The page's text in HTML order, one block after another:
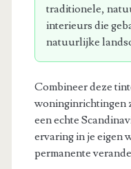
traditionele,
interieurs die
natuurlijke
Combineer deze
woninginrichtingen
een echte
ervaring in je
permanente